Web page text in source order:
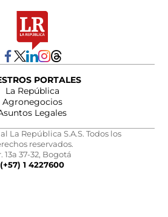
PORTALES
La República
Agronegocios
Legales
La República S.A.S. Todos los
reservados.
13a 37-32, Bogotá
(+57) 1 4227600